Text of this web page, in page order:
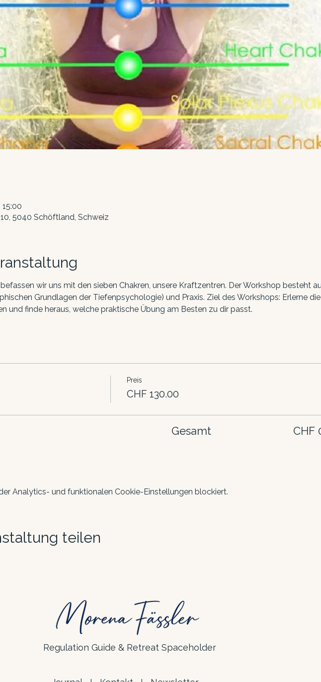
15:00
5040 Schöftland, Schweiz
wir uns mit den sieben Chakren, unsere Kraftzentren. Der Workshop besteht
Grundlagen der Tiefenpsychologie) und Praxis. Ziel des Workshops: Erlerne die
und finde heraus, welche praktische Übung am Besten zu dir passt.
Preis
CHF 130.00
Gesamt CHF
Analytics- und funktionalen Cookie-Einstellungen blockiert.
teilen
Regulation Guide & Retreat Spaceholder